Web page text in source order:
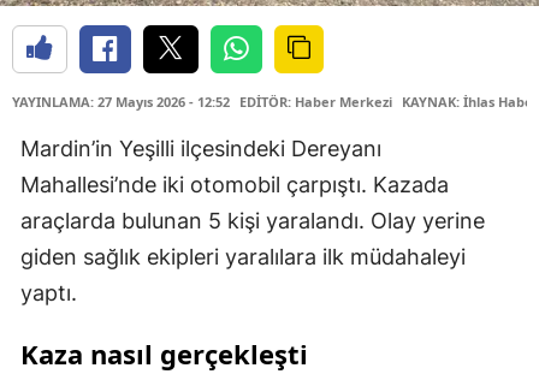
YAYINLAMA: 27 Mayıs 2026 - 12:52 EDİTÖR: Haber Merkezi KAYNAK: İhlas
Mardin’in Yeşilli ilçesindeki Dereyanı
Mahallesi’nde iki otomobil çarpıştı. Kazada
araçlarda bulunan 5 kişi yaralandı. Olay yerine
giden sağlık ekipleri yaralılara ilk müdahaleyi
yaptı.
Kaza nasıl gerçekleşti